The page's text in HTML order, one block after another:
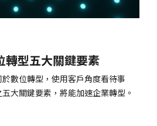
轉型五大關鍵要素
數位轉型，使用客戶角度看待事
大關鍵要素，將能加速企業轉型。